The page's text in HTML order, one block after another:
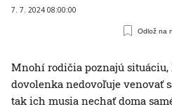
7. 7. 2024 08:00:00
Odlož na
Mnohí rodičia poznajú
dovolenka nedovoľuje venovať
tak ich musia nechať doma